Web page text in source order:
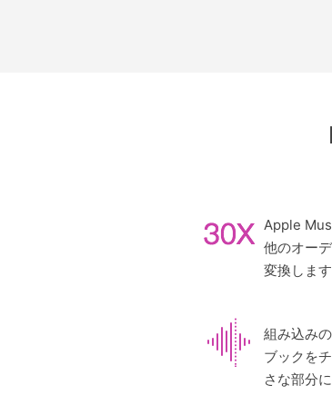
Apple
他のオー
変換します
組み込み
ブックを
さな部分